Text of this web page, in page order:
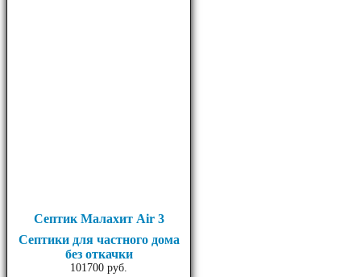
Септик Малахит Air 3
Септики для частного дома
без откачки
101700 руб.